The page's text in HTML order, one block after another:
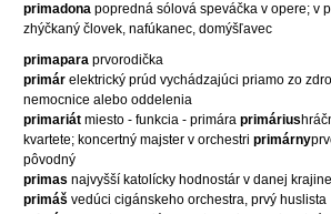
primadona popredná sólová speváčka v opere; v
zhýčkaný človek, nafúkanec, domýšľavec
primapara prvorodička
primár elektrický prúd vychádzajúci priamo zo
nemocnice alebo oddelenia
primariát miesto - funkcia - primára primárius
kvartete; koncertný majster v orchestri primárny
pôvodný
primas najvyšší katolícky hodnostár v danej
primáš vedúci cigánskeho orchestra, prvý huslista